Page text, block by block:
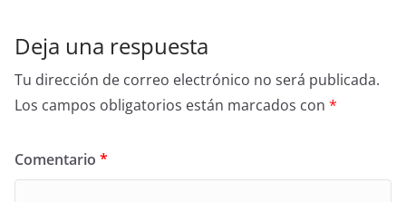
Deja una respuesta
Tu dirección de correo electrónico no será publicada.
Los campos obligatorios están marcados con *
Comentario *